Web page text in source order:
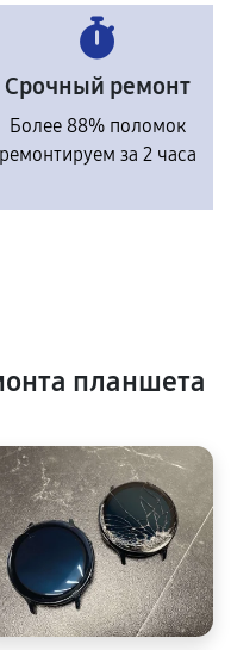
Срочный ремонт
Более 88% поломок
ремонтируем за 2 часа
планшета